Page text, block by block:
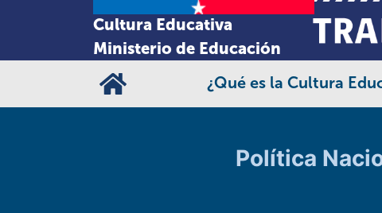
Cultura Educativa
Ministerio de Educación
¿Qué es la Cultura
Política